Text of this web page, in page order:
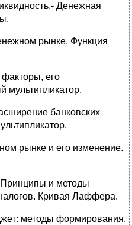
Денежная
рынке. Функция
его
банковских
рынке и его изменение.
и методы
Кривая Лаффера.
методы формирования,